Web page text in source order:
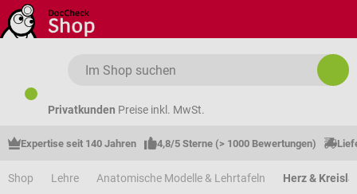
Zum Hauptinhalt springen
Privatkunden Preise inkl. MwSt.
Expertise seit 140 Jahren 4,8/5 Sterne (> 1000 Bewertungen)
Shop Lehre Anatomische Modelle & Lehrtafeln Herz &